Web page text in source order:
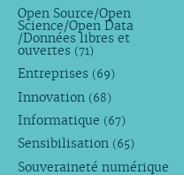
Open Source/Open
Science/Open Data
/Données libres et
ouvertes (71)
Entreprises (69)
Innovation (68)
Informatique (67)
Sensibilisation (65)
Souveraineté numérique